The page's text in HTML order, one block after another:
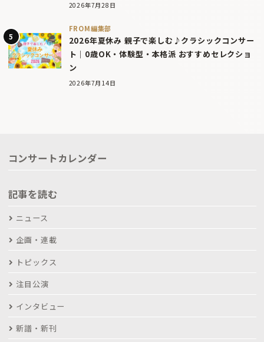
2026年7月28日
FROM編集部
2026年夏休み 親子で楽しむ♪クラシックコンサー
ト｜0歳OK・体験型・本格派 おすすめセレクショ
ン
2026年7月14日
コンサートカレンダー
記事を読む
ニュース
企画・連載
トピックス
注目公演
インタビュー
新譜・新刊